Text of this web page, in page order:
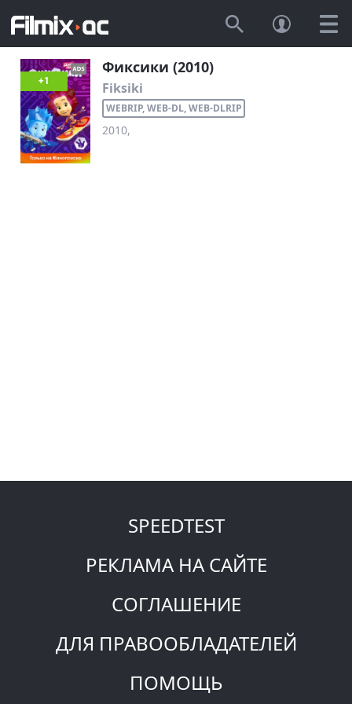
+1
Фиксики (2010)
Fiksiki
WEBRIP, WEB-DL, WEB-DLRIP
2010,
SPEEDTEST
РЕКЛАМА НА САЙТЕ
СОГЛАШЕНИЕ
ДЛЯ ПРАВООБЛАДАТЕЛЕЙ
ПОМОЩЬ